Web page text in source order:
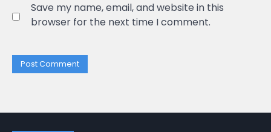
Save my name, email, and website in this
browser for the next time I comment.